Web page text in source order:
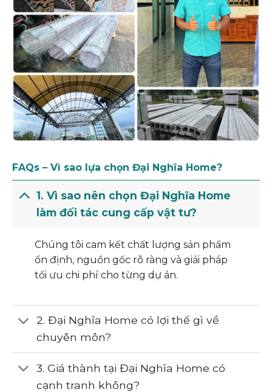
FAQs – Vì sao lựa chọn Đại Nghĩa Home?
1. Vì sao nên chọn Đại Nghĩa Home
làm đối tác cung cấp vật tư?
Chúng tôi cam kết chất lượng sản phẩm
ổn định, nguồn gốc rõ ràng và giải pháp
tối ưu chi phí cho từng dự án.
2. Đại Nghĩa Home có lợi thế gì về
chuyên môn?
3. Giá thành tại Đại Nghĩa Home có
cạnh tranh không?